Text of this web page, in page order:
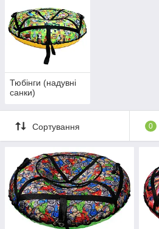
На що звертати увагу при
1. Матеріали
чи піддається мангал впливу високих
Ми рекомендуємо вибирати сталеві
природі.
поверхні
В іншому випадку, буде більша
більше.
Ідеальним варіантом
ширина якого становить
Тюбінги (надувні
санки)
Сортування 0